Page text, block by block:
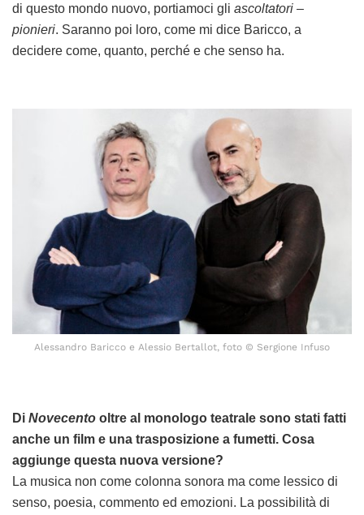
di questo mondo nuovo, portiamoci gli ascoltatori –
pionieri. Saranno poi loro, come mi dice Baricco, a
decidere come, quanto, perché e che senso ha.
Alessandro Baricco e Alessio Bertallot, foto © Sergione Infuso
Di Novecento oltre al monologo teatrale sono stati fatti
anche un film e una trasposizione a fumetti. Cosa
aggiunge questa nuova versione?
La musica non come colonna sonora ma come lessico di
senso, poesia, commento ed emozioni. La possibilità di